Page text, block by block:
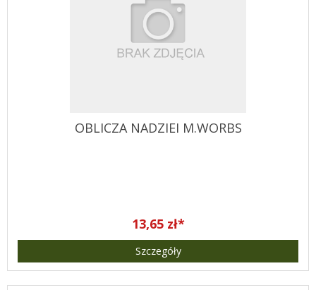
OBLICZA NADZIEI M.WORBS
13,65 zł*
Szczegóły